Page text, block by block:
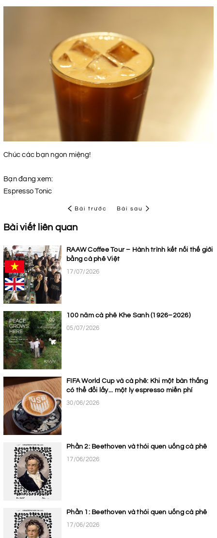
Chúc các bạn ngon miệng!
Bạn đang xem:
Espresso Tonic
Bài trước Bài sau
Bài viết liên quan
RAAW Coffee Tour – Hành trình kết nối thế giới
bằng cà phê Việt
17/07/2026
100 năm cà phê Khe Sanh (1926–2026)
05/07/2026
FIFA World Cup và cà phê: Khi một bàn thắng
có thể đổi lấy... một ly espresso miễn phí
30/06/2026
Phần 2: Beethoven và thói quen uống cà phê
17/06/2026
Phần 1: Beethoven và thói quen uống cà phê
17/06/2026